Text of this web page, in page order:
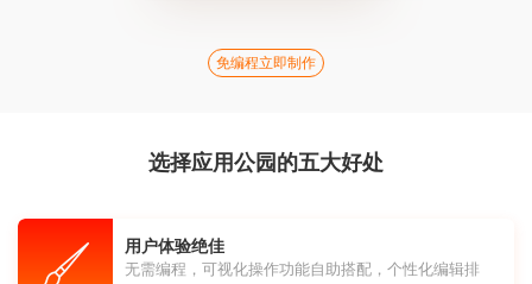
免编程立即制作
选择应用公园的五大好处
用户体验绝佳
无需编程，可视化操作功能自助搭配，个性化编辑排